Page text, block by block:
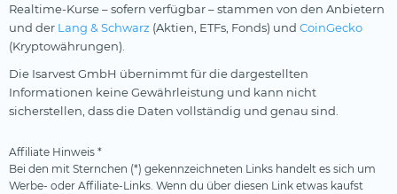
Realtime-Kurse – sofern verfügbar – stammen von den Anbietern
und der Lang & Schwarz (Aktien, ETFs, Fonds) und CoinGecko
(Kryptowährungen).
Die Isarvest GmbH übernimmt für die dargestellten
Informationen keine Gewährleistung und kann nicht
sicherstellen, dass die Daten vollständig und genau sind.
Affiliate Hinweis *
Bei den mit Sternchen (*) gekennzeichneten Links handelt es sich um
Werbe- oder Affiliate-Links. Wenn du über diesen Link etwas kaufst